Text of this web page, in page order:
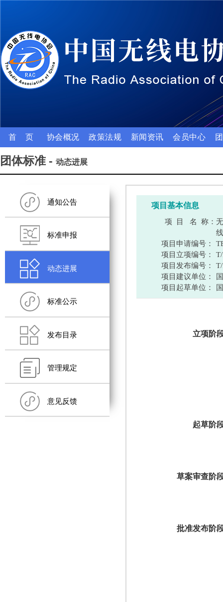
首 页 协会概况 政策法规 新闻资讯 会员中心
团体标准 - 动态进展
通知公告
标准申报
动态进展
标准公示
发布目录
管理规定
意见反馈
项目基本信息
项 目 名 称：
项目申请编号：
项目立项编号：
项目发布编号：
项目建议单位：
项目起草单位：
立项阶
起草阶
草案审查阶
批准发布阶